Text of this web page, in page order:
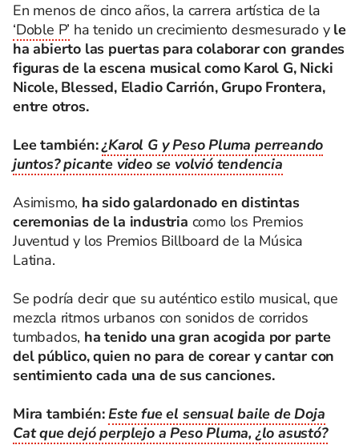
En menos de cinco años, la carrera artística de la
‘Doble P’ ha tenido un crecimiento desmesurado y le
ha abierto las puertas para colaborar con grandes
figuras de la escena musical como Karol G, Nicki
Nicole, Blessed, Eladio Carrión, Grupo Frontera,
entre otros.
Lee también:¿Karol G y Peso Pluma perreando
juntos? picante video se volvió tendencia
Asimismo, ha sido galardonado en distintas
ceremonias de la industria como los Premios
Juventud y los Premios Billboard de la Música
Latina.
Se podría decir que su auténtico estilo musical, que
mezcla ritmos urbanos con sonidos de corridos
tumbados, ha tenido una gran acogida por parte
del público, quien no para de corear y cantar con
sentimiento cada una de sus canciones.
Mira también:Este fue el sensual baile de Doja
Cat que dejó perplejo a Peso Pluma, ¿lo asustó?